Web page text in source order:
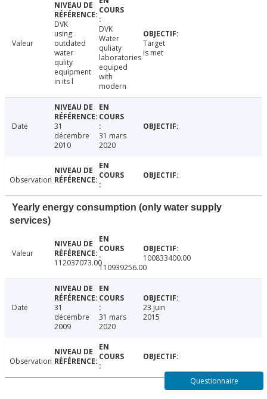
Valeur
DVK
using
outdated
water
qulity
equipment
in its l
DVK
Water
quliaty
laboratories
equiped
with
modern
Target
is met
Date
31
décembre
2010
31 mars
2020
Observation
Yearly energy consumption (only water supply
services)
Valeur
112037073.00110939256.00
100833400.00
Date
31
décembre
2009
31 mars
2020
23 juin
2015
Observation
Questionnaire